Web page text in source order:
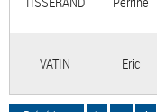
VATIN Eric